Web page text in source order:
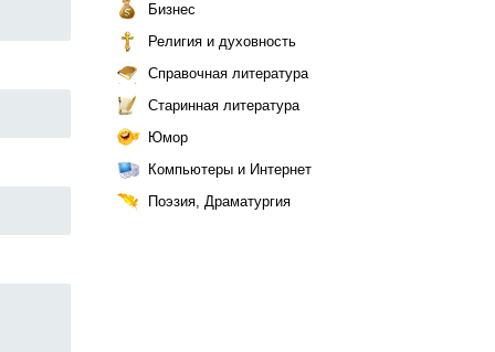
Бизнес
Религия и духовность
Справочная литература
Старинная литература
Юмор
Компьютеры и Интернет
Поэзия, Драматургия